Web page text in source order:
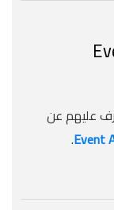
عليهم عن
Event
.